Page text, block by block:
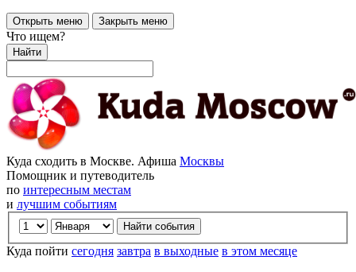
Открыть меню Закрыть меню
Что ищем?
Найти
Куда сходить в Москве. Афиша Москвы
Помощник и путеводитель
по интересным местам
и лучшим событиям
Куда пойти сегодня завтра в выходные в этом месяце